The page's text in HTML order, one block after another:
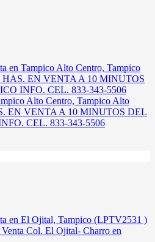
Alto Centro, Tampico Alto
EN VENTA A 10 MINUTOS DEL
CEL. 833-343-5506